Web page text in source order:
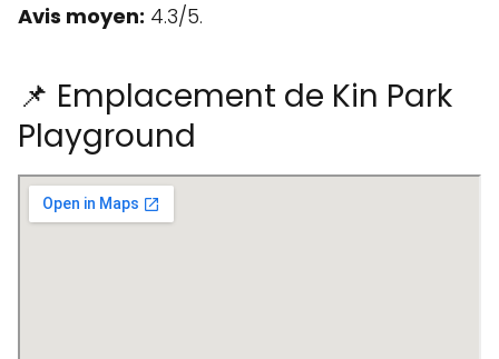
Avis moyen: 4.3/5.
📌 Emplacement de Kin Park
Playground